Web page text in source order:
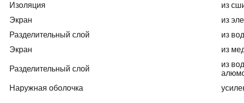
Изоляция
из
Экран
из
Разделительный слой
из
Экран
из
Разделительный слой
из
Наружная оболочка